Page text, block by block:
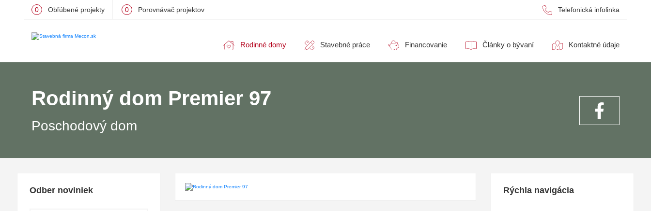
0 Obľúbené projekty 0 Porovnávač projektov Telefonická infolinka
Rodinné domy Stavebné práce Financovanie Články o bývaní Kontaktné údaje
Rodinný dom Premier 97
Poschodový dom
Odber noviniek Rýchla navigácia